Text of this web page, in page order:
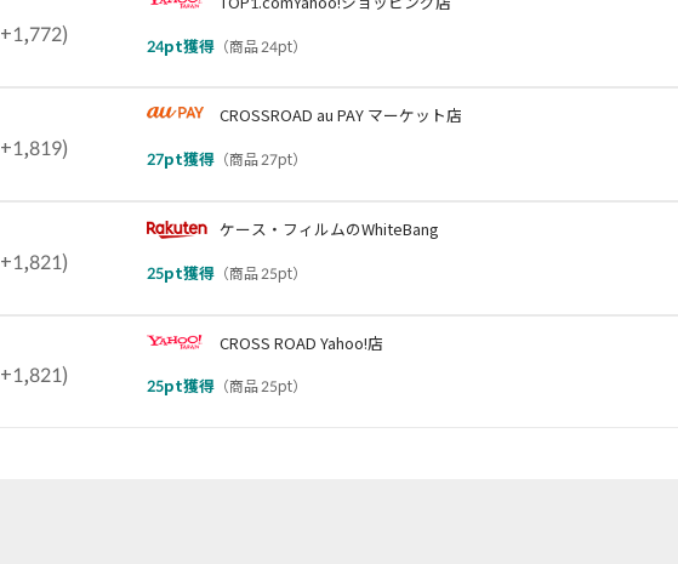
+1,772)
24pt獲得 （商品 24pt）
+1,819)
CROSSROAD au PAY マーケット店
27pt獲得 （商品 27pt）
+1,821)
ケース・フィルムのWhiteBang
25pt獲得 （商品 25pt）
+1,821)
CROSS ROAD Yahoo!店
25pt獲得 （商品 25pt）